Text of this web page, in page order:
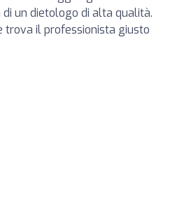
un dietologo di alta qualità.
trova il professionista giusto